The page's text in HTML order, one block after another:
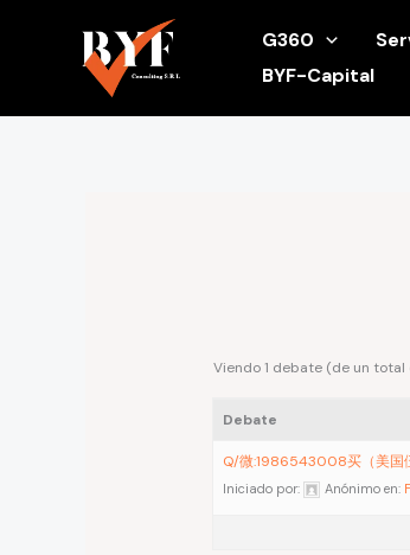
G360
BYF-Capital
Viendo 1 debate (de un total
Debate
Q/微:1986543008买（美国
Iniciado por: Anónimo en: